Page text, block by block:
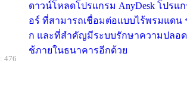
ดาวน์โหลดโปรแกรม AnyDesk โปรแ
อร์ ที่สามารถเชื่อมต่อแบบไร้พรมแดน
ก และที่สำคัญมีระบบรักษาความปลอ
ช้ภายในธนาคารอีกด้วย
476